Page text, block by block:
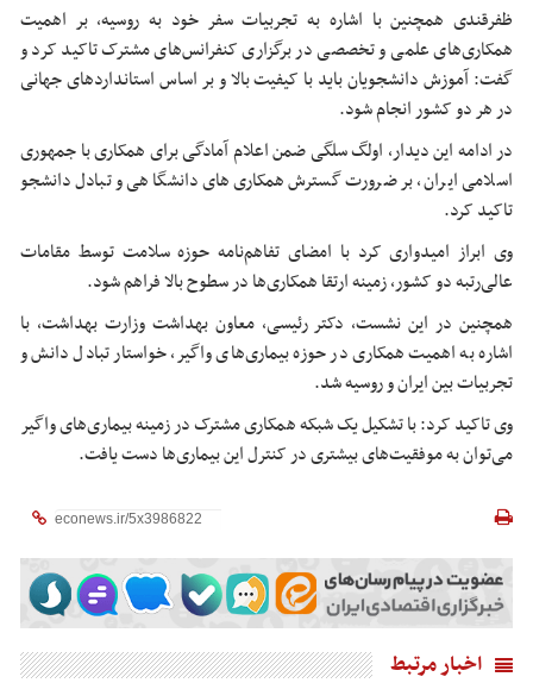
ظفرقندی همچنین با اشاره به تجربیات سفر خود به روسیه، بر اهمیت
همکاری‌های علمی و تخصصی در برگزاری کنفرانس‌های مشترک تاکید کرد و
گفت: آموزش دانشجویان باید با کیفیت بالا و بر اساس استانداردهای جهانی
در هر دو کشور انجام شود.
در ادامه این دیدار، اولگسلگیضمن اعلام آمادگی برای همکاری با جمهوری
اسلامی ایران، بر ضرورت گسترش همکاری‌های دانشگاهی و تبادل دانشجو
تاکید کرد.
وی ابراز امیدواری کرد با امضای تفاهم‌نامه حوزه سلامت توسط مقامات
عالی‌رتبه دو کشور، زمینه ارتقا همکاری‌ها در سطوح بالا فراهم شود.
همچنین در این نشست، دکتر رئیسی، معاون بهداشت وزارت بهداشت، با
اشاره به اهمیت همکاری در حوزه بیماری‌های واگیر، خواستار تبادل دانش و
تجربیات بین ایران و روسیه شد.
وی تاکید کرد: با تشکیل یک شبکه همکاری مشترک در زمینه بیماری‌های واگیر
می‌توان به موفقیت‌های بیشتری در کنترل این بیماری‌ها دست یافت.
اخبار مرتبط